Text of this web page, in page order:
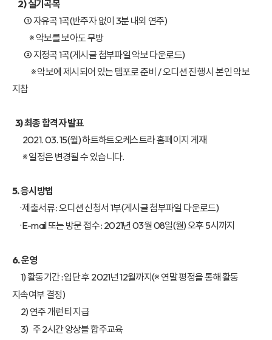
2) 실기곡목
① 자유곡 1곡(반주자 없이 3분 내외 연주)
※ 악보를 보아도 무방
② 지정곡 1곡(게시글 첨부파일 악보 다운로드)
※ 악보에 제시되어 있는 템포로 준비 / 오디션 진행 시 본인 악보
지참
3) 최종 합격자 발표
2021. 03. 15(월) 하트하트오케스트라 홈페이지 게재
※ 일정은 변경될 수 있습니다.
5. 응시방법
· 제출서류 : 오디션 신청서 1부(게시글 첨부파일 다운로드)
· E-mail 또는 방문 접수 : 2021년 03월 08일(월) 오후 5시까지
6. 운영
1) 활동기간 : 입단 후 2021년 12월까지(※ 연말 평정을 통해 활동
지속여부 결정)
2) 연주 개런티 지급
3) 주 2시간 앙상블 합주교육